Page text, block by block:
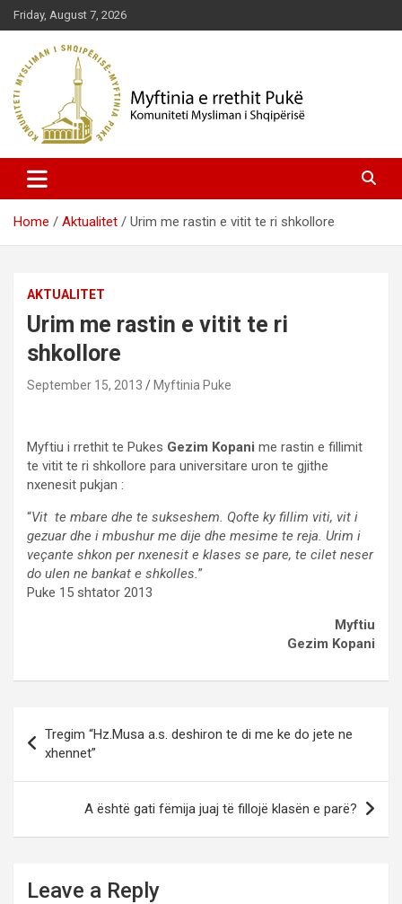
Skip
to
content
Friday, August 7, 2026
Myftinia Pukë | Faqja Zyrtare
Home Aktualitet Urim me rastin e vitit te ri shkollore
AKTUALITET
Urim me rastin e vitit te ri
shkollore
September 15, 2013 Myftinia Puke
Myftiu i rrethit te Pukes Gezim Kopani me rastin e fillimit
te vitit te ri shkollore para universitare uron te gjithe
nxenesit pukjan :
“Vit te mbare dhe te sukseshem. Qofte ky fillim viti, vit i
gezuar dhe i mbushur me dije dhe mesime te reja. Urim i
veçante shkon per nxenesit e klases se pare, te cilet neser
do ulen ne bankat e shkolles.”
Puke 15 shtator 2013
Myftiu
Gezim Kopani
navigation
Tregim “Hz.Musa a.s. deshiron te di me ke do jete ne
xhennet”
A është gati fëmija juaj të fillojë klasën e parë?
Leave a Reply